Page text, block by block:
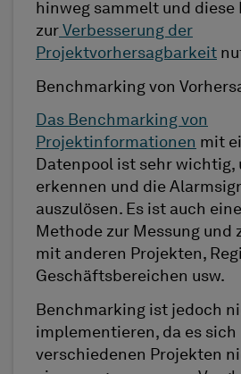
hinweg sammelt und diese
zur Verbesserung der
Projektvorhersagbarkeit
Benchmarking von
Das Benchmarking von
Projektinformationen mit
Datenpool ist sehr wichtig,
erkennen und die
auszulösen. Es ist auch
Methode zur Messung und
mit anderen Projekten,
Geschäftsbereichen usw.
Benchmarking ist jedoch
implementieren, da es sich
verschiedenen Projekten